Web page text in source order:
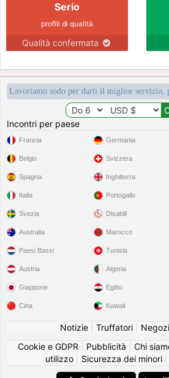
Serio
profili di qualità
Qualità confermata
Lavoriamo sodo per darti il miglior servizio,
Incontri per paese
Francia
Belgio
Spagna
Italia
Svezia
Germania
Svizzera
Inghilterra
Portogallo
Disabili
Australia
Paesi Bassi
Austria
Giappone
Cina
Marocco
Tunisia
Algeria
Egitto
Kuwait
Notizie| Truffatori|
Cookie e GDPR
Pubblicità Chi
utilizzo| Sicurezza dei minori|